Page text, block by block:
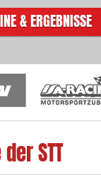
& ERGEBNISSE
STT